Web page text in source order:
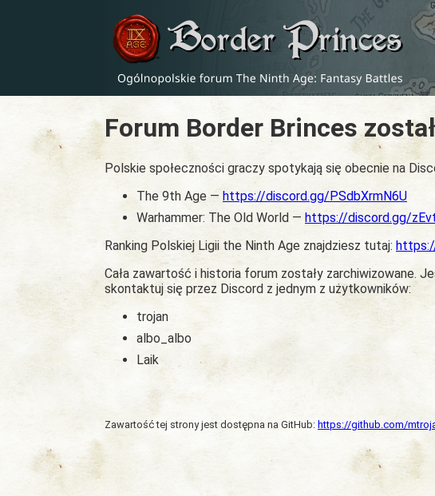
Forum Border Brinces
Polskie społeczności graczy spotykają się obecnie na
The 9th Age — https://discord.gg/PSdbXrmN6U
Warhammer: The Old World — https://discord.gg/
Ranking Polskiej Ligii the Ninth Age znajdziesz tutaj:
Cała zawartość i historia forum zostały zarchiwizowane.
skontaktuj się przez Discord z jednym z użytkowników:
trojan
albo_albo
Laik
Zawartość tej strony jest dostępna na GitHub: https://github.com/